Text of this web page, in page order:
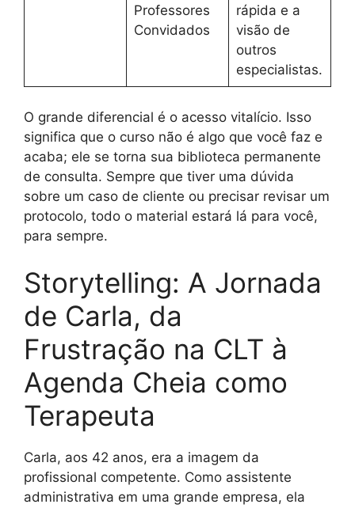
Professores
Convidados
rápida e a
visão de
outros
especialistas.
O grande diferencial é o acesso vitalício. Isso
significa que o curso não é algo que você faz e
acaba; ele se torna sua biblioteca permanente
de consulta. Sempre que tiver uma dúvida
sobre um caso de cliente ou precisar revisar um
protocolo, todo o material estará lá para você,
para sempre.
Storytelling: A Jornada
de Carla, da
Frustração na CLT à
Agenda Cheia como
Terapeuta
Carla, aos 42 anos, era a imagem da
profissional competente. Como assistente
administrativa em uma grande empresa, ela